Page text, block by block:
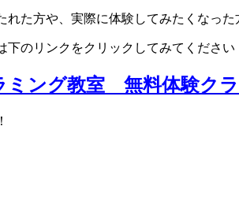
れた方や、実際に体験してみたくなっ
のリンクをクリックしてみてください
ミング教室 無料体験ク